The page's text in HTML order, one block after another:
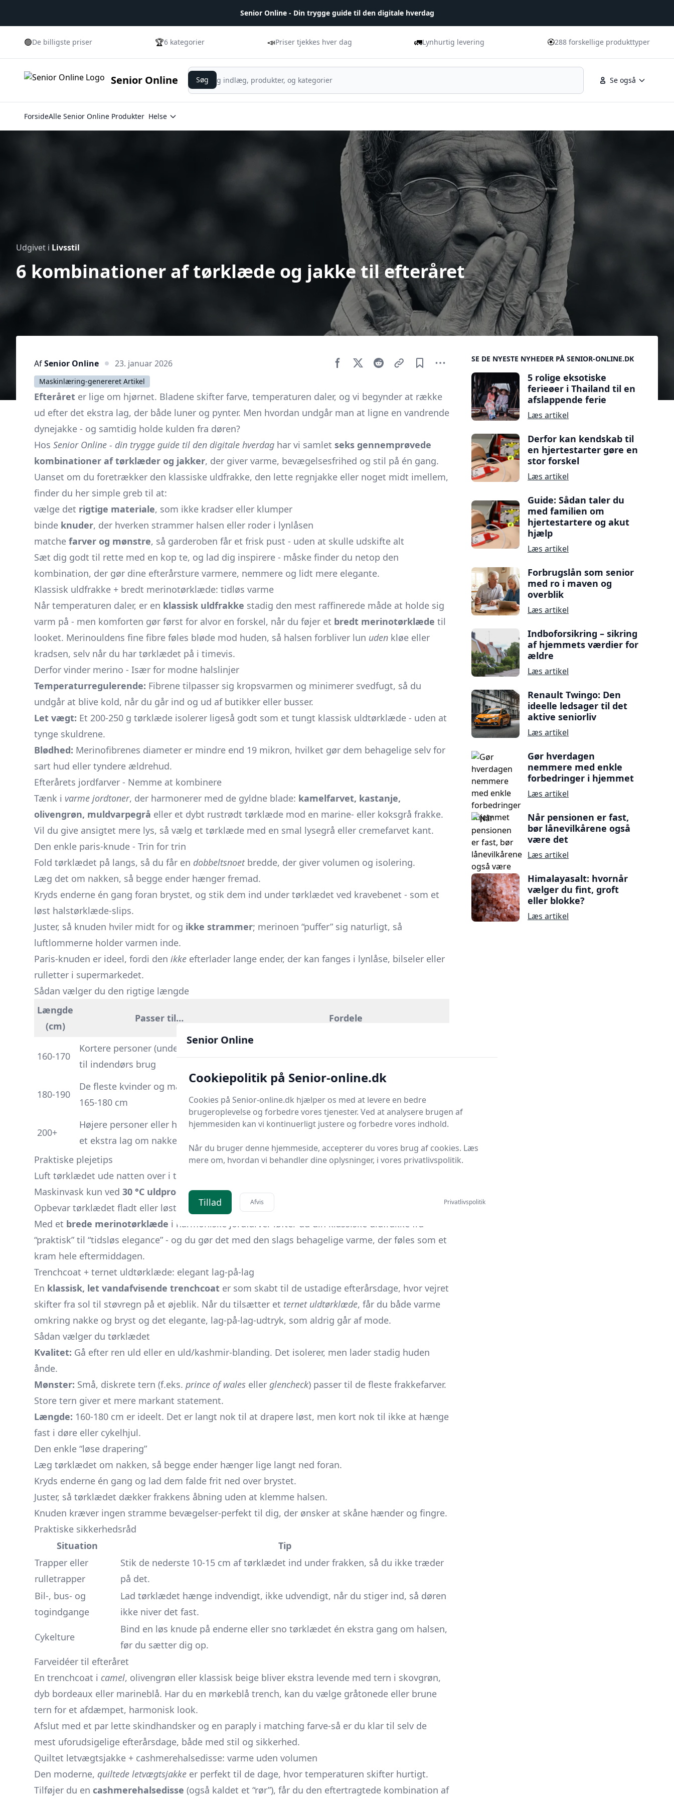
Senior Online - Din trygge guide til den digitale hverdag
🟢De billigste priser 🏆6 kategorier 📣Priser tjekkes hver dag 🚛Lynhurtig levering 🏵️288 forskellige produkttyper
Senior Online Se også
Søg
Søg
ForsideAlle Senior Online Produkter Helse
Udgivet i Livsstil
6 kombinationer af tørklæde og jakke til efteråret
AfSenior Online 23. januar 2026
Maskinlæring-genereret Artikel
Efteråret er lige om hjørnet. Bladene skifter farve, temperaturen daler, og vi begynder at række
ud efter det ekstra lag, der både luner og pynter. Men hvordan undgår man at ligne en vandrende
dynejakke - og samtidig holde kulden fra døren?
Hos Senior Online - din trygge guide til den digitale hverdag har vi samlet seks gennemprøvede
kombinationer af tørklæder og jakker, der giver varme, bevægelsesfrihed og stil på én gang.
Uanset om du foretrækker den klassiske uldfrakke, den lette regnjakke eller noget midt imellem,
finder du her simple greb til at:
vælge det rigtige materiale, som ikke kradser eller klumper
binde knuder, der hverken strammer halsen eller roder i lynlåsen
matche farver og mønstre, så garderoben får et frisk pust - uden at skulle udskifte alt
Sæt dig godt til rette med en kop te, og lad dig inspirere - måske finder du netop den
kombination, der gør dine efterårsture varmere, nemmere og lidt mere elegante.
Klassisk uldfrakke + bredt merinotørklæde: tidløs varme
Når temperaturen daler, er en klassisk uldfrakke stadig den mest raffinerede måde at holde sig
varm på - men komforten gør først for alvor en forskel, når du føjer et bredt merinotørklæde til
looket. Merinouldens fine fibre føles bløde mod huden, så halsen forbliver lun uden kløe eller
kradsen, selv når du har tørklædet på i timevis.
Derfor vinder merino - Især for modne halslinjer
Temperaturregulerende: Fibrene tilpasser sig kropsvarmen og minimerer svedfugt, så du
undgår at blive kold, når du går ind og ud af butikker eller busser.
Let vægt: Et 200-250 g tørklæde isolerer ligeså godt som et tungt klassisk uldtørklæde - uden at
tynge skuldrene.
Blødhed: Merinofibrenes diameter er mindre end 19 mikron, hvilket gør dem behagelige selv for
sart hud eller tyndere ældrehud.
Efterårets jordfarver - Nemme at kombinere
Tænk i varme jordtoner, der harmonerer med de gyldne blade: kamelfarvet, kastanje,
olivengrøn, muldvarpegrå eller et dybt rustrødt tørklæde mod en marine- eller koksgrå frakke.
Vil du give ansigtet mere lys, så vælg et tørklæde med en smal lysegrå eller cremefarvet kant.
Den enkle paris-knude - Trin for trin
Fold tørklædet på langs, så du får en dobbeltsnoetbredde, der giver volumen og isolering.
Læg det om nakken, så begge ender hænger fremad.
Kryds enderne én gang foran brystet, og stik dem ind under tørklædet ved kravebenet - som et
løst halstørklæde-slips.
Juster, så knuden hviler midt for og ikke strammer; merinoen “puffer” sig naturligt, så
luftlommerne holder varmen inde.
Paris-knuden er ideel, fordi den ikke efterlader lange ender, der kan fanges i lynlåse, bilseler eller
rulletter i supermarkedet.
Sådan vælger du den rigtige længde
Længde
(cm)
Passer til… Fordele
160-170
Kortere personer (under 165 cm) eller
til indendørs brug
Let at styre; ender sidder pænt under frakken
180-190
De fleste kvinder og mænd mellem
165-180 cm
Kan bindes i Paris-knudeog en løs “wrap” uden
at hænge i vejen
200+
Højere personer eller hvis du ønsker
et ekstra lag om nakken
Maksimal alsidighed, men sørg for at tucke
Praktiske plejetips
Luft tørklædet ude natten over i tørvejr - merino neutraliserer lugte af sig selv.
Maskinvask kun ved 30 °C uldprogrammed uldsæbe og lav centrifugering.
Opbevar tørklædet fladt eller løst rullet; undgå bøjler, som kan trække i fibrene.
Med et brede merinotørklæde i harmoniske jordfarver løfter du din klassiske uldfrakke fra
“praktisk” til “tidsløs elegance” - og du gør det med den slags behagelige varme, der føles som et
kram hele eftermiddagen.
Trenchcoat + ternet uldtørklæde: elegant lag-på-lag
En klassisk, let vandafvisende trenchcoat er som skabt til de ustadige efterårsdage, hvor vejret
skifter fra sol til støvregn på et øjeblik. Når du tilsætter et ternet uldtørklæde, får du både varme
omkring nakke og bryst og det elegante, lag-på-lag-udtryk, som aldrig går af mode.
Sådan vælger du tørklædet
Kvalitet: Gå efter ren uld eller en uld/kashmir-blanding. Det isolerer, men lader stadig huden
ånde.
Mønster: Små, diskrete tern (f.eks. prince of wales eller glencheck) passer til de fleste frakkefarver.
Store tern giver et mere markant statement.
Længde: 160-180 cm er ideelt. Det er langt nok til at drapere løst, men kort nok til ikke at hænge
fast i døre eller cykelhjul.
Den enkle “løse drapering”
Læg tørklædet om nakken, så begge ender hænger lige langt ned foran.
Kryds enderne én gang og lad dem falde frit ned over brystet.
Juster, så tørklædet dækker frakkens åbning uden at klemme halsen.
Knuden kræver ingen stramme bevægelser-perfekt til dig, der ønsker at skåne hænder og fingre.
Praktiske sikkerhedsråd
Situation
Tip
Trapper eller
rulletrapper
Stik de nederste 10-15 cm af tørklædet ind under frakken, så du ikke træder
på det.
Bil-, bus- og
togindgange
Lad tørklædet hænge indvendigt, ikke udvendigt, når du stiger ind, så døren
ikke niver det fast.
Cykelture
Bind en løs knude på enderne eller sno tørklædet én ekstra gang om halsen,
før du sætter dig op.
Farveidéer til efteråret
En trenchcoat i camel, olivengrøn eller klassisk beige bliver ekstra levende med tern i skovgrøn,
dyb bordeaux eller marineblå. Har du en mørkeblå trench, kan du vælge gråtonede eller brune
tern for et afdæmpet, harmonisk look.
Afslut med et par lette skindhandsker og en paraply i matching farve-så er du klar til selv de
mest uforudsigelige efterårsdage, både med stil og sikkerhed.
Quiltet letvægtsjakke + cashmerehalsedisse: varme uden volumen
Den moderne, quiltede letvægtsjakke er perfekt til de dage, hvor temperaturen skifter hurtigt.
Tilføjer du en cashmerehalsedisse (også kaldet et “rør”), får du den eftertragtede kombination af
Sidebar
SE DE NYESTE NYHEDER PÅ SENIOR-ONLINE.DK
5 rolige eksotiske
ferieøer i Thailand til en
afslappende ferie
Læs artikel
Derfor kan kendskab til
en hjertestarter gøre en
stor forskel
Læs artikel
Guide: Sådan taler du
med familien om
hjertestartere og akut
hjælp
Læs artikel
Forbrugslån som senior
med ro i maven og
overblik
Læs artikel
Indboforsikring – sikring
af hjemmets værdier for
ældre
Læs artikel
Renault Twingo: Den
ideelle ledsager til det
aktive seniorliv
Læs artikel
Gør hverdagen
nemmere med enkle
forbedringer i hjemmet
Læs artikel
Når pensionen er fast,
bør lånevilkårene også
være det
Læs artikel
Himalayasalt: hvornår
vælger du fint, groft
eller blokke?
Læs artikel
Senior Online
Cookiepolitik på Senior-online.dk
Cookies på Senior-online.dk hjælper os med at levere en bedre
brugeroplevelse og forbedre vores tjenester. Ved at analysere brugen af
hjemmesiden kan vi kontinuerligt justere og forbedre vores indhold.
Når du bruger denne hjemmeside, accepterer du vores brug af cookies. Læs
mere om, hvordan vi behandler dine oplysninger, i vores privatlivspolitik.
Tillad Afvis Privatlivspolitik